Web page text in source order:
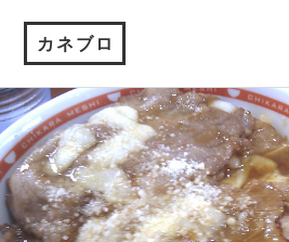
カネブロ